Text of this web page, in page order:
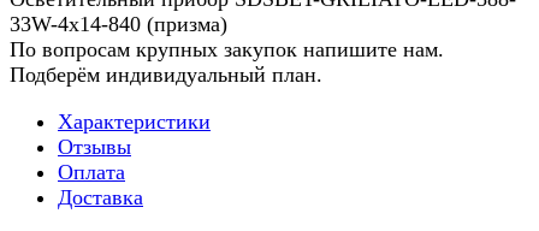
33W-4x14-840 (призма)
По вопросам крупных закупок напишите нам.
Подберём индивидуальный план.
Характеристики
Отзывы
Оплата
Доставка